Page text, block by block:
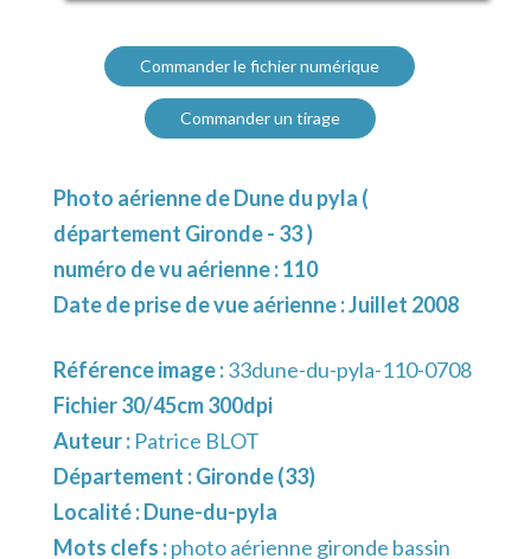
Commander le fichier numérique
Commander un tirage
Photo aérienne de Dune du pyla (
département Gironde - 33 )
numéro de vu aérienne : 110
Date de prise de vue aérienne : Juillet 2008
Référence image :33dune-du-pyla-110-0708
Fichier 30/45cm 300dpi
Auteur : Patrice BLOT
Département :Gironde (33)
Localité :Dune-du-pyla
Mots clefs :photo aérienne gironde bassin